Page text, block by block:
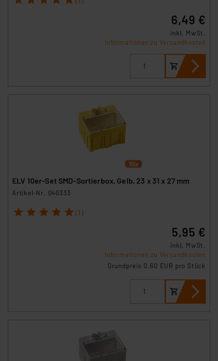
6,49 €
inkl. MwSt.
Informationen zu Versandkosten
ELV 10er-Set SMD-Sortierbox, Gelb, 23 x 31 x 27 mm
Artikel-Nr. 040333
1 2 3 4 5 (1)
5,95 €
inkl. MwSt.
Informationen zu Versandkosten
Grundpreis 0.60 EUR pro Stück